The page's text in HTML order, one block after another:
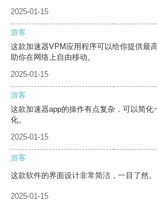
2025-01-15
游客
这款加速器VPM应用程序可以给你提供最
助你在网络上自由移动。
2025-01-15
游客
这款加速器app的操作有点复杂，可以简
化。
2025-01-15
游客
这款软件的界面设计非常简洁，一目了然。
2025-01-15